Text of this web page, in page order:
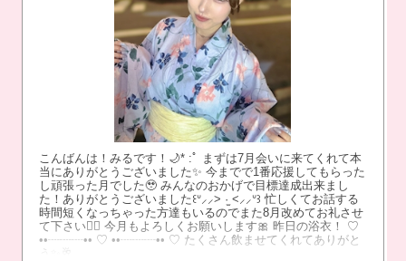
こんばんは！みるです！🌙* :ﾟ まずは7月会いに来てくれて本
当にありがとうございました✨️ 今までで1番応援してもらった
し頑張った月でした🥹 みんなのおかげで目標達成出来まし
た！ありがとうございました꒰ᐡ⸝⸝> ·̫ <⸝⸝ᐡ꒱ 忙しくてお話する
時間短くなっちゃった方達もいるのでまた8月改めてお礼させ
て下さい🙇‍♀️ 今月もよろしくお願いします🎀 昨日の浴衣！ ♡
••┈┈┈•• ♡ ••┈┈┈•• ♡ たくさん飲ませてくれてありがと
う✨️🥂